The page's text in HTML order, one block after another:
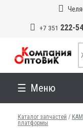
+7 351 222-
Меню
Каталог запчастей /
платформы